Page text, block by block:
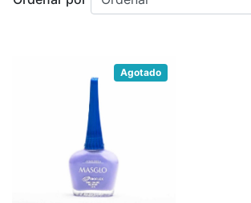
Agotado